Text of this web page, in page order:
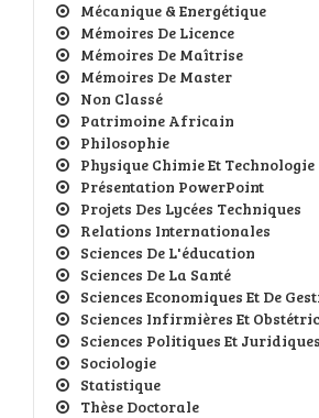
Mécanique & Energétique
Mémoires De Licence
Mémoires De Maîtrise
Mémoires De Master
Non Classé
Patrimoine Africain
Philosophie
Physique Chimie Et Technologie
Présentation PowerPoint
Projets Des Lycées Techniques
Relations Internationales
Sciences De L'éducation
Sciences De La Santé
Sciences Economiques Et De
Sciences Infirmières Et
Sciences Politiques Et Juridiques
Sociologie
Statistique
Thèse Doctorale